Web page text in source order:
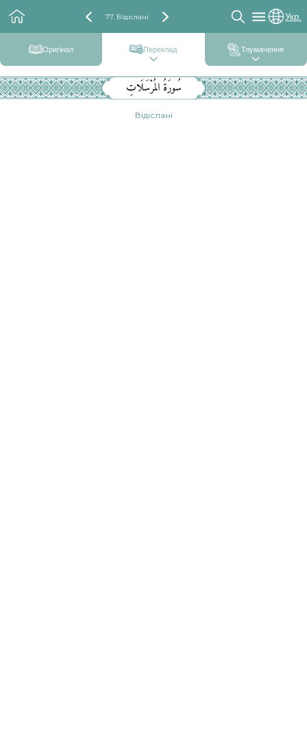
77. Відіслані Укр.
Оригінал Переклад Тлумачення
سُورَةُ المُرْسَلَاتِ
Відіслані